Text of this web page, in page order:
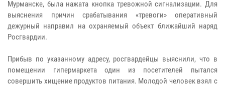
Мурманске, была нажата кнопка тревожной сигнализации. Для
выяснения причин срабатывания «тревоги» оперативный
дежурный направил на охраняемый объект ближайший наряд
Росгвардии.
Прибыв по указанному адресу, росгвардейцы выяснили, что в
помещении гипермаркета один из посетителей пытался
совершить хищение продуктов питания. Молодой человек взял с